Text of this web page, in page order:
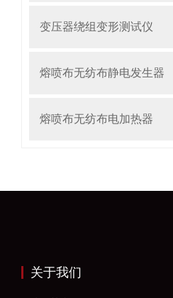
变压器绕组变形测试仪
熔喷布无纺布静电发生器
熔喷布无纺布电加热器
关于我们